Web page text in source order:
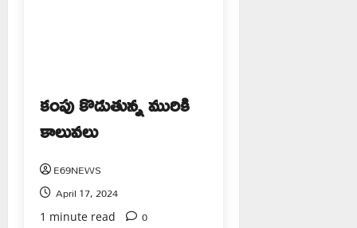
కంపు కొడుతున్న మురికి
కాలువలు
E69NEWS
April 17, 2024
1 minute read 0